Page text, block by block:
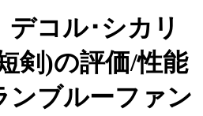
デコル･シカリ
剣)の評価/性能
ンブルーファン